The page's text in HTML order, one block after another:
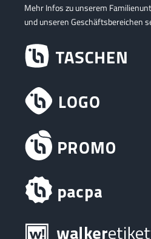
Mehr Infos zu unserem
und unseren Geschäftsbereichen